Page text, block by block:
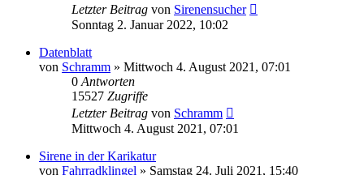
Letzter Beitrag von Sirenensucher
Sonntag 2. Januar 2022, 10:02
Datenblatt
von Schramm » Mittwoch 4. August 2021, 07:01
0 Antworten
15527 Zugriffe
Letzter Beitrag von Schramm
Mittwoch 4. August 2021, 07:01
Sirene in der Karikatur
von Fahrradklingel » Samstag 24. Juli 2021, 15:40